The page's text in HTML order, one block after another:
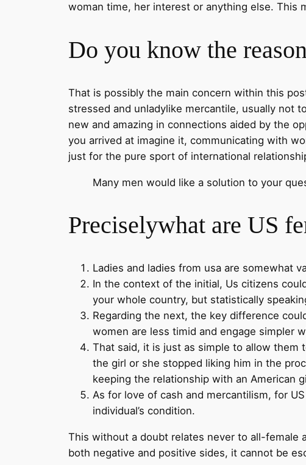
woman time, her interest or anything else. This
Do you know the
That is possibly the main concern within this
stressed and unladylike mercantile, usually not
new and amazing in connections aided by the
you arrived at imagine it, communicating with
just for the pure sport of international
Many men would like a solution to your
Preciselywhat are US
Ladies and ladies from usa are somewhat
In the context of the initial, Us citizens
your whole country, but statistically
Regarding the next, the key difference
women are less timid and engage simpler
That said, it is just as simple to allow
the girl or she stopped liking him in the
keeping the relationship with an American
As for love of cash and mercantilism, for
individual’s condition.
This without a doubt relates never to all-female
both negative and positive sides, it cannot be